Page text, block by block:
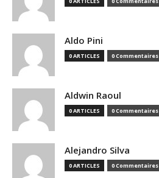
Aldo Pini
0 ARTICLES 0 Commentaires
Aldwin Raoul
0 ARTICLES 0 Commentaires
Alejandro Silva
0 ARTICLES 0 Commentaires